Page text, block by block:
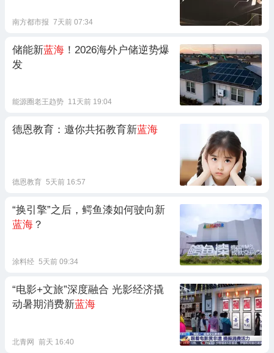
南方都市报 7天前 07:34
储能新蓝海 ！2026海外户储逆势爆
发
能源圈老王趋势 11天前 19:04
德恩教育：邀你共拓教育新蓝海
德恩教育 5天前 16:57
“换引擎”之后，鳄鱼漆如何驶向新
蓝海 ？
涂料经 5天前 09:34
“电影+文旅”深度融合 光影经济撬
动暑期消费新蓝海
北青网 前天 16:40